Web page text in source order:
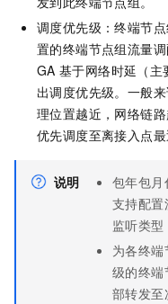
调度优先级：终端节
置的终端节点组流量
GA 基于网络时延（
出调度优先级。一般
理位置越近，网络链
优先调度至离接入点最
说明 包年包月
支持配置
监听类型
为各终端
级的终端
部转发